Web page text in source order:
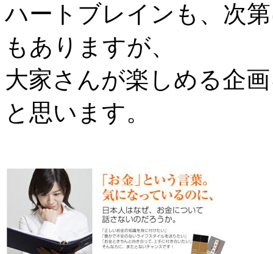
ハートブレインも、次
もありますが、
大家さんが楽しめる企
と思います。